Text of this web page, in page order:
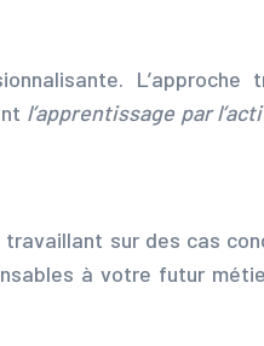
L’approche
l’apprentissage par
sur des cas
à votre futur